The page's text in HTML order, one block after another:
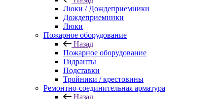
Люки / Дождеприемники
Дождеприемники
Люки
Пожарное оборудование
Назад
Пожарное оборудование
Гидранты
Подставки
Тройники / крестовины
Ремонтно-соединительная арматура
Назад